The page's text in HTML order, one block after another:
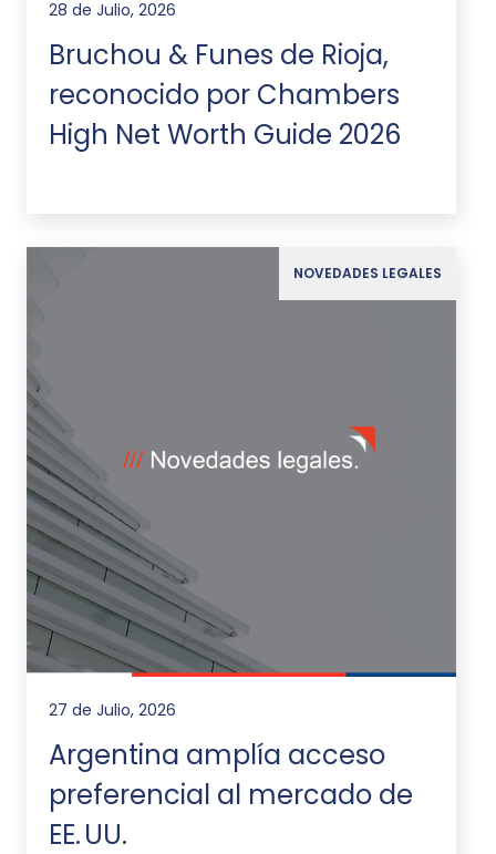
28 de Julio, 2026
Bruchou & Funes de Rioja,
reconocido por Chambers
High Net Worth Guide 2026
NOVEDADES LEGALES
27 de Julio, 2026
Argentina amplía acceso
preferencial al mercado de
EE. UU.